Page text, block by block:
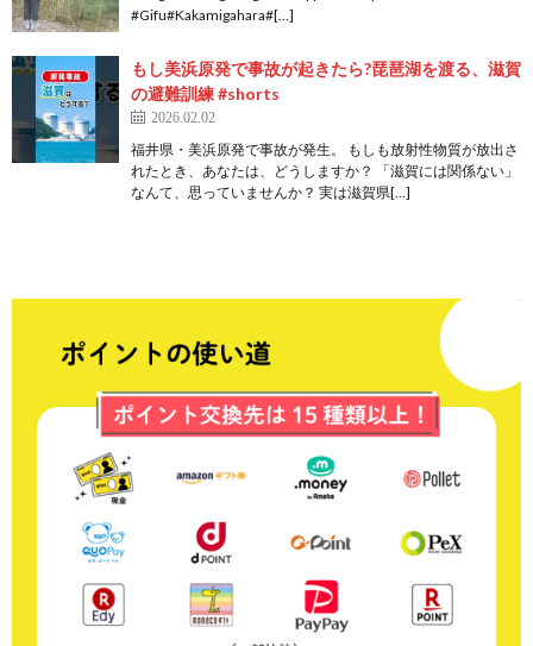
#Gifu#Kakamigahara#[…]
もし美浜原発で事故が起きたら?琵琶湖を渡る、滋賀
の避難訓練 #shorts
2026.02.02
福井県・美浜原発で事故が発生。 もしも放射性物質が放出さ
れたとき、あなたは、どうしますか？ 「滋賀には関係ない」
なんて、思っていませんか？ 実は滋賀県[…]